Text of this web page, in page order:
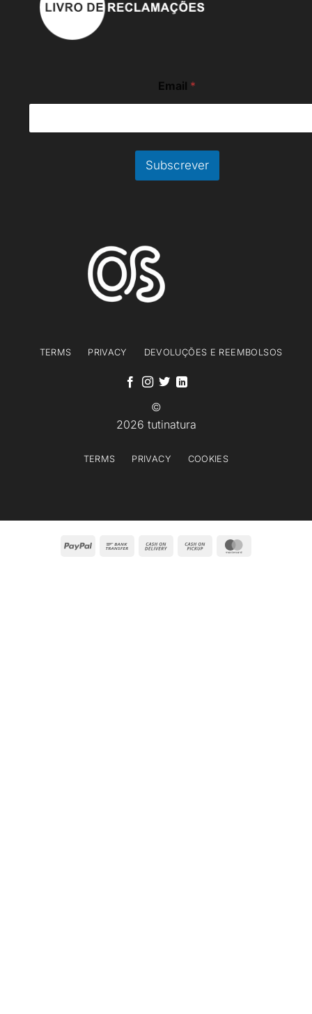
E
m
*
Email *
Subscrever
TERMS PRIVACY DEVOLUÇÕES E REEMBOLSOS
©
2026 tutinatura
TERMS PRIVACY COOKIES
PayPal
Bank
Cash
Cash